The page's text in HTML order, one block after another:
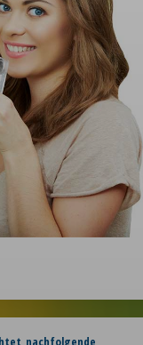
nachfolgende